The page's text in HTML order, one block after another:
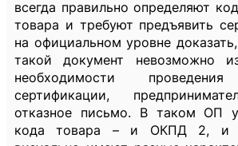
всегда правильно определяют
товара и требуют предъявить
на официальном уровне
такой документ невозможно
необходимости проведения
сертификации,
отказное письмо. В таком ОП
кода товара – и ОКПД 2, и